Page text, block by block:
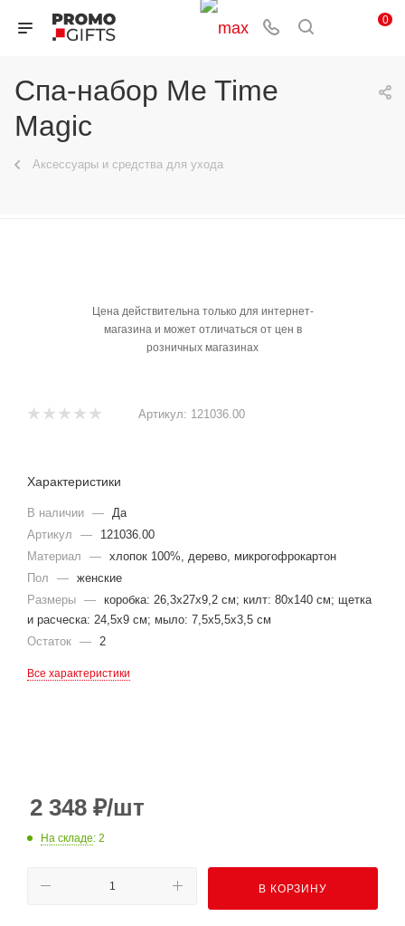
0
Спа-набор Me Time
Magic
Аксессуары и средства для ухода
Цена действительна только для интернет-
магазина и может отличаться от цен в
розничных магазинах
Артикул: 121036.00
Характеристики
В наличии —
Да
Артикул
—
121036.00
Материал
— хлопок 100%, дерево, микрогофрокартон
Пол
— женские
Размеры — коробка: 26,3х27х9,2 см; килт: 80х140 см; щетка
и расческа: 24,5х9 см; мыло: 7,5х5,5х3,5 см
Остаток — 2
Все характеристики
2 348 ₽/шт
На складе: 2
В КОРЗИНУ